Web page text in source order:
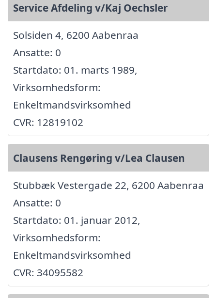
Service Afdeling v/Kaj Oechsler
Solsiden 4, 6200 Aabenraa
Ansatte: 0
Startdato: 01. marts 1989,
Virksomhedsform:
Enkeltmandsvirksomhed
CVR: 12819102
Clausens Rengøring v/Lea Clausen
Stubbæk Vestergade 22, 6200 Aabenraa
Ansatte: 0
Startdato: 01. januar 2012,
Virksomhedsform:
Enkeltmandsvirksomhed
CVR: 34095582